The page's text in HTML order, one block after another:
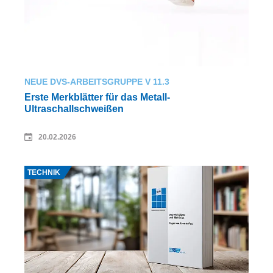
NEUE DVS-ARBEITSGRUPPE V 11.3
Erste Merkblätter für das Metall-
Ultraschallschweißen
20.02.2026
TECHNIK
Quelle: Shahriar/stock.adobe.com